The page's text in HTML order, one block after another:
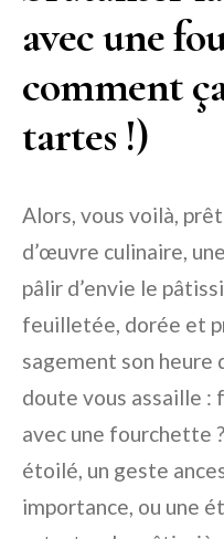
avec une
comment
tartes !)
Alors, vous voilà,
d’œuvre culinaire,
pâlir d’envie le
feuilletée, dorée et
sagement son heure
doute vous assaille
avec une fourchette
étoilé, un geste
importance, ou une